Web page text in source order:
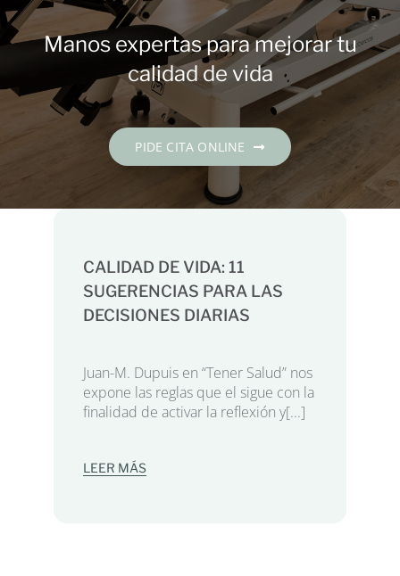
Contacto
Español
Manos expertas para mejorar tu
calidad de vida
PIDE CITA ONLINE
CALIDAD DE VIDA: 11
SUGERENCIAS PARA LAS
DECISIONES DIARIAS
Juan-M. Dupuis en “Tener Salud” nos
expone las reglas que el sigue con la
finalidad de activar la reflexión y[...]
LEER MÁS